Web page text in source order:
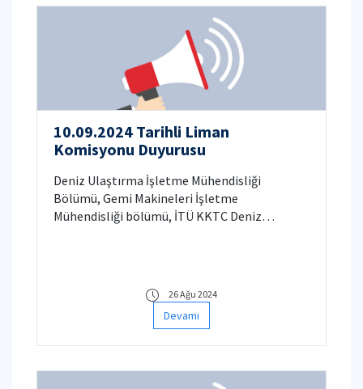
10.09.2024 Tarihli Liman
Komisyonu Duyurusu
Deniz Ulaştırma İşletme Mühendisliği
Bölümü, Gemi Makineleri İşletme
Mühendisliği bölümü, İTÜ KKTC Deniz
Sınavları aşağıdaki gibidir. Komisyon tarihi:
10.09.2024 Salı günü gün içerisinde
26 Ağu 2024
Devamı